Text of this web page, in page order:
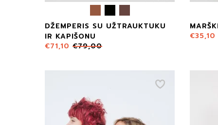
DŽEMPERIS SU UŽTRAUKTUKU
IR KAPIŠONU
€71,10 €79,00
€35,10